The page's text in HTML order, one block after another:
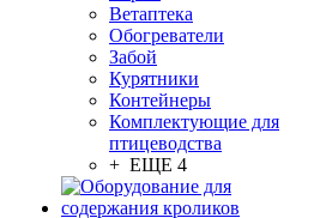
Ветаптека
Обогреватели
Забой
Курятники
Контейнеры
Комплектующие для
птицеводства
+ ЕЩЕ 4